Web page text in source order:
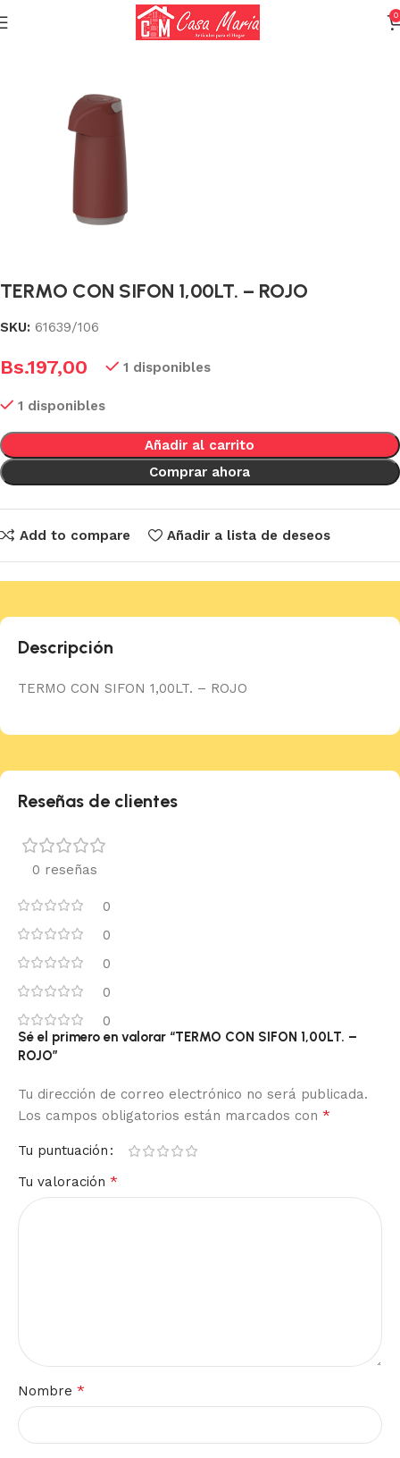
0
Termos y Tomatodos Termos con vidrio térmico
TERMO CON SIFON 1,00LT. – ROJO
SKU: 61639/106
Bs.197,00 1 disponibles
1 disponibles
Añadir al carrito
Comprar ahora
Add to compare Añadir a lista de deseos
Descripción
TERMO CON SIFON 1,00LT. – ROJO
Reseñas de clientes
0 reseñas
0
0
0
0
0
Sé el primero en valorar “TERMO CON SIFON 1,00LT. –
ROJO”
Tu dirección de correo electrónico no será publicada.
Los campos obligatorios están marcados con *
Tu puntuación
Tu valoración *
Nombre *